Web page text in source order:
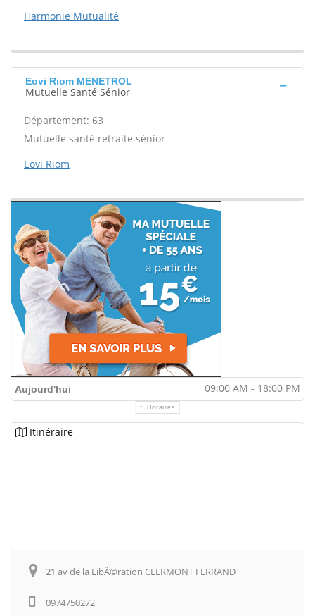
Harmonie Mutualité
Eovi Riom MENETROL
Mutuelle Santé Sénior
Département: 63
Mutuelle santé retraite sénior
Eovi Riom
Aujourd'hui 09:00 AM - 18:00 PM
Horaires
Itinéraire
21 av de la LibÃ©ration CLERMONT FERRAND
0974750272